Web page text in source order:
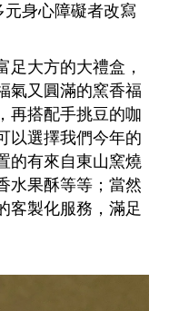
身心障礙者改寫
足大方的大禮盒，
氣又圓滿的窯香福
再搭配手挑豆的咖
以選擇我們今年的
的有來自東山窯燒
水果酥等等；當然
客製化服務，滿足